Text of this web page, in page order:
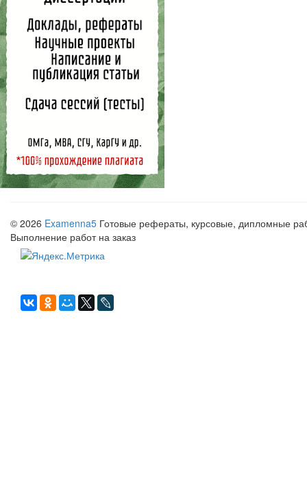
© 2026 Examenna5 Готовые рефераты, курсовые, дипломные
Выполнение работ на заказ